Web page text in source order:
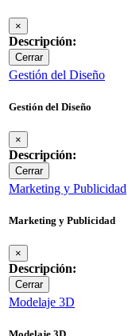
×
Descripción:
Cerrar
Gestión del Diseño
Gestión del Diseño
×
Descripción:
Cerrar
Marketing y Publicidad
Marketing y Publicidad
×
Descripción:
Cerrar
Modelaje 3D